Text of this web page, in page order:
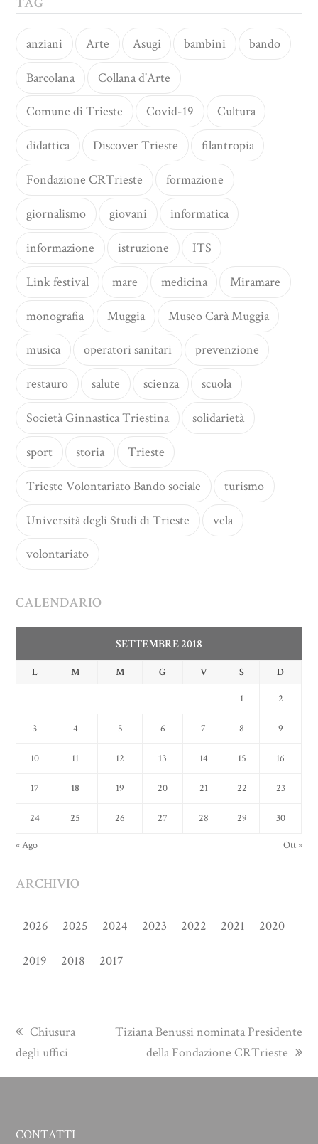
anziani Arte Asugi bambini bando
Barcolana Collana d'Arte
Comune di Trieste Covid-19 Cultura
didattica Discover Trieste filantropia
Fondazione CRTrieste formazione
giornalismo giovani informatica
informazione istruzione ITS
Link festival mare medicina Miramare
monografia Muggia Museo Carà Muggia
musica operatori sanitari prevenzione
restauro salute scienza scuola
Società Ginnastica Triestina solidarietà
sport storia Trieste
Trieste Volontariato Bando sociale turismo
Università degli Studi di Trieste vela
volontariato
CALENDARIO
SETTEMBRE 2018
L M M G V S D
1 2
3 4 5 6 7 8 9
10 11 12 13 14 15 16
17 18 19 20 21 22 23
24 25 26 27 28 29 30
« Ago Ott »
ARCHIVIO
2026 2025 2024 2023 2022 2021 2020
2019 2018 2017
previous
post:
Chiusura
degli uffici
next
Tiziana Benussi nominata Presidente
della Fondazione CRTrieste
CONTATTI